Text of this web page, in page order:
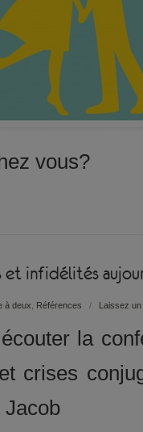
vous?
infidélités
à deux Références / Laissez
la
crises
Jacob